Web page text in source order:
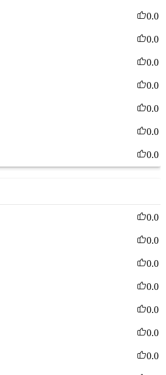
0.0
0.0
0.0
0.0
0.0
0.0
0.0
0.0
0.0
0.0
0.0
0.0
0.0
0.0